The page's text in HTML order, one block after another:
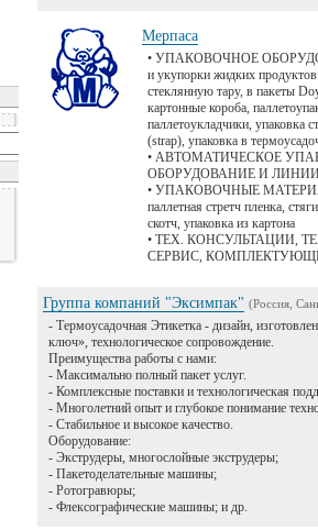
Мерпаса
• УПАКОВОЧНОЕ
и укупорки жидких
стеклянную тару, в пакеты
картонные короба,
паллетоукладчики, упаковка
(strap), упаковка в
• АВТОМАТИЧЕСКОЕ
ОБОРУДОВАНИЕ И
• УПАКОВОЧНЫЕ
паллетная стретч пленка,
скотч, упаковка из картона
• ТЕХ. КОНСУЛЬТАЦИИ,
СЕРВИС,
Группа компаний "Эксимпак" (Россия,
- Термоусадочная Этикетка - дизайн,
ключ», технологическое сопровождение.
Преимущества работы с нами:
- Максимально полный пакет услуг.
- Комплексные поставки и технологическая
- Многолетний опыт и глубокое понимание
- Стабильное и высокое качество.
Оборудование:
- Экструдеры, многослойные экструдеры;
- Пакетоделательные машины;
- Ротогравюры;
- Флексографические машины; и др.